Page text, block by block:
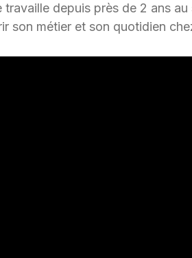
depuis près de 2 ans
son métier et son quotidien